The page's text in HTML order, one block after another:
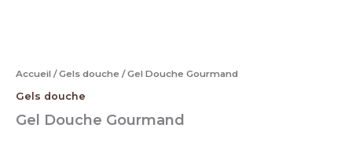
Accueil /Gels douche / Gel Douche Gourmand
Gels douche
Gel Douche Gourmand